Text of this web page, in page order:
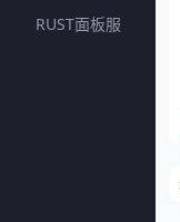
RUST面板服